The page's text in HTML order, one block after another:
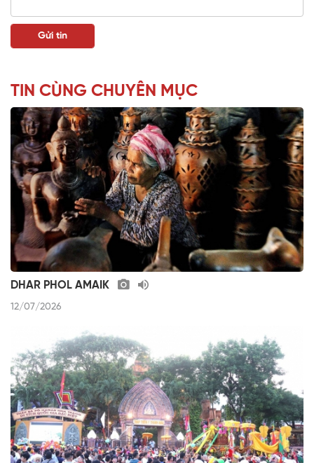
TIN CÙNG CHUYÊN MỤC
DHAR PHOL AMAIK
12/07/2026